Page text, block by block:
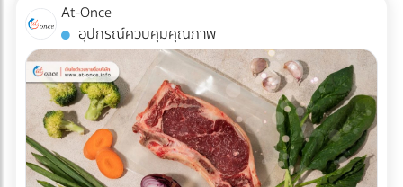
หรือรถตอกเสาเข็ม จมน้ำ นี่คือกรณีศึกษาและบทเรียนการจัดการ
พื้นที่ก่อสร้าง ว่าด้วย วิธีป้องกันเครื่องจักรเสียหายจากน้ำท่วม
ด้วยการวาง ระบบระบายน้ำ (Drainage System) อย่างมืออาชีพ
ปัญหาและความท้าทายของพื้นที่ลุ่มต่ำ ไซต์งานในพื้นที่ลุ่มต่ำมัก
เผชิญกับสภาพดินเหนียวที่อุ้มน้ำ (ไม่ซึมน้ำ) และมีระดับน้ำใต้ดิน
สูง เมื่อเกิดฝนตกหนัก น้ำจะขังตัวอย่างรวดเร็ว ทำให้ดินทรุดตัว
เครื่องจักรหนักติดหล่ม และเกิด Downtime หรือเวลาที่สูญเปล่า
ของโครงการที่ประเมินค่าไม่ได้ กล่าวคือ ปัญหาน้ำท่วมขังในพื้นที่
At-Once
อุปกรณ์ควบคุมคุณภาพ